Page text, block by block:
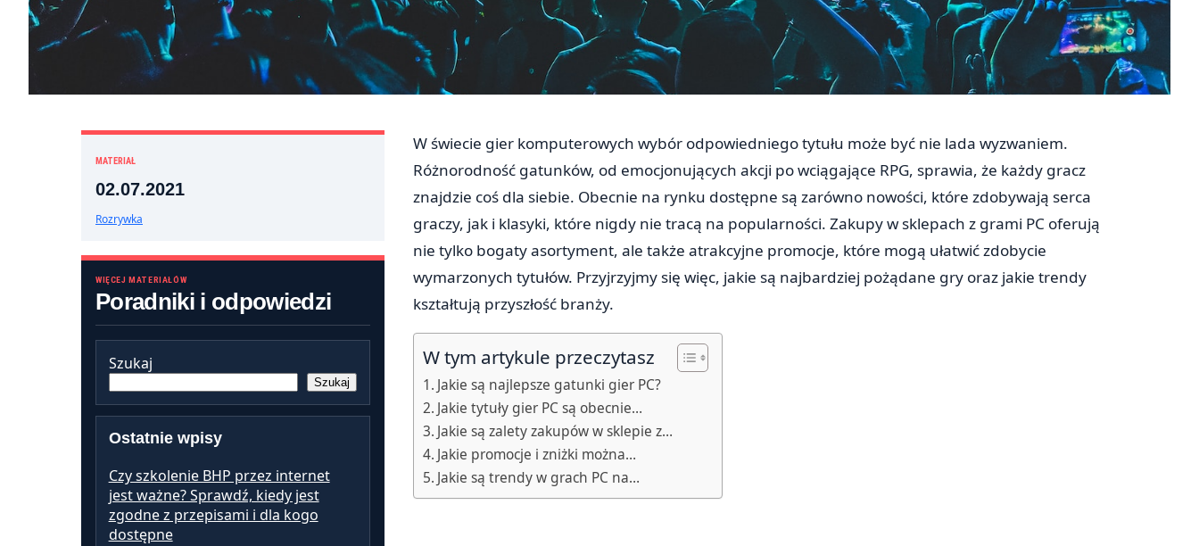
MATERIAŁ
02.07.2021
Rozrywka
WIĘCEJ MATERIAŁÓW
Poradniki i odpowiedzi
Szukaj
Szukaj
Ostatnie wpisy
Czy szkolenie BHP przez internet
jest ważne? Sprawdź, kiedy jest
zgodne z przepisami i dla kogo
dostępne
W świecie gier komputerowych wybór odpowiedniego tytułu może być nie lada wyzwaniem.
Różnorodność gatunków, od emocjonujących akcji po wciągające RPG, sprawia, że każdy gracz
znajdzie coś dla siebie. Obecnie na rynku dostępne są zarówno nowości, które zdobywają serca
graczy, jak i klasyki, które nigdy nie tracą na popularności. Zakupy w sklepach z grami PC oferują
nie tylko bogaty asortyment, ale także atrakcyjne promocje, które mogą ułatwić zdobycie
wymarzonych tytułów. Przyjrzyjmy się więc, jakie są najbardziej pożądane gry oraz jakie trendy
kształtują przyszłość branży.
W tym artykule przeczytasz
Jakie są najlepsze gatunki gier PC?
Jakie tytuły gier PC są obecnie…
Jakie są zalety zakupów w sklepie z…
Jakie promocje i zniżki można…
Jakie są trendy w grach PC na…